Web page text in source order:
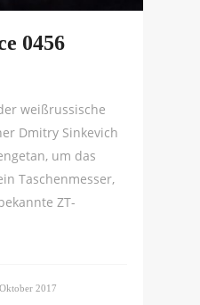
0456
weißrussische
Dmitry Sinkevich
um das
Taschenmesser,
ZT-
2017